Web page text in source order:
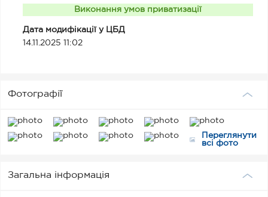
Виконання умов приватизації
Дата модифікації у ЦБД
14.11.2025 11:02
Фотографії
Переглянути
всі фото
Загальна інформація